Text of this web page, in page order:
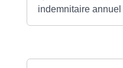
indemnitaire annuel